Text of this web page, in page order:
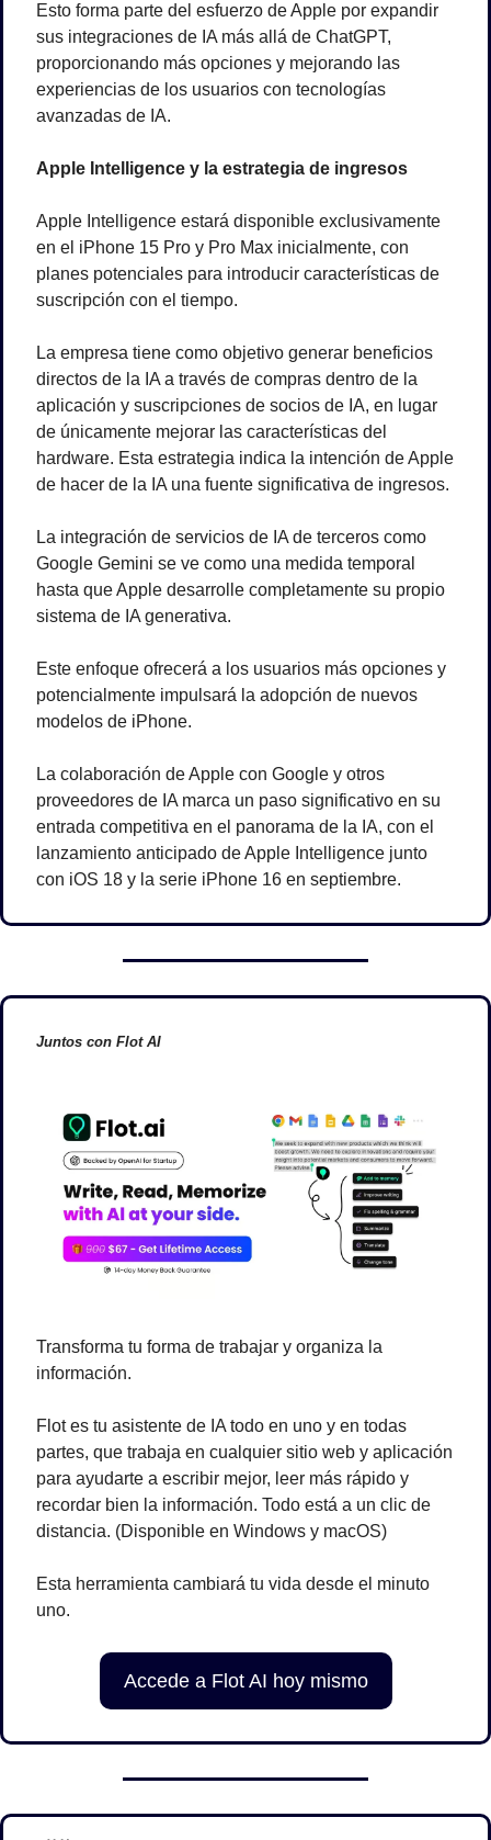
Esto forma parte del esfuerzo de Apple por expandir
sus integraciones de IA más allá de ChatGPT,
proporcionando más opciones y mejorando las
experiencias de los usuarios con tecnologías
avanzadas de IA.
Apple Intelligence y la estrategia de ingresos
Apple Intelligence estará disponible exclusivamente
en el iPhone 15 Pro y Pro Max inicialmente, con
planes potenciales para introducir características de
suscripción con el tiempo.
La empresa tiene como objetivo generar beneficios
directos de la IA a través de compras dentro de la
aplicación y suscripciones de socios de IA, en lugar
de únicamente mejorar las características del
hardware. Esta estrategia indica la intención de Apple
de hacer de la IA una fuente significativa de ingresos.
La integración de servicios de IA de terceros como
Google Gemini se ve como una medida temporal
hasta que Apple desarrolle completamente su propio
sistema de IA generativa.
Este enfoque ofrecerá a los usuarios más opciones y
potencialmente impulsará la adopción de nuevos
modelos de iPhone.
La colaboración de Apple con Google y otros
proveedores de IA marca un paso significativo en su
entrada competitiva en el panorama de la IA, con el
lanzamiento anticipado de Apple Intelligence junto
con iOS 18 y la serie iPhone 16 en septiembre.
Juntos con Flot AI
Transforma tu forma de trabajar y organiza la
información.
Flot es tu asistente de IA todo en uno y en todas
partes, que trabaja en cualquier sitio web y aplicación
para ayudarte a escribir mejor, leer más rápido y
recordar bien la información. Todo está a un clic de
distancia. (Disponible en Windows y macOS)
Esta herramienta cambiará tu vida desde el minuto
uno.
Accede a Flot AI hoy mismo